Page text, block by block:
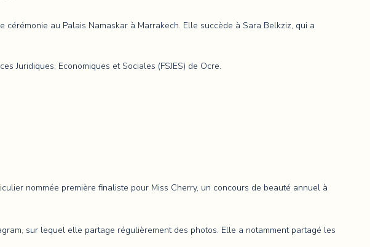
cérémonie au Palais Namaskar à Marrakech. Elle succède à Sara Belkziz, qui a
Juridiques, Economiques et Sociales (FSJES) de Ocre.
nommée première finaliste pour Miss Cherry, un concours de beauté annuel à
sur lequel elle partage régulièrement des photos. Elle a notamment partagé les